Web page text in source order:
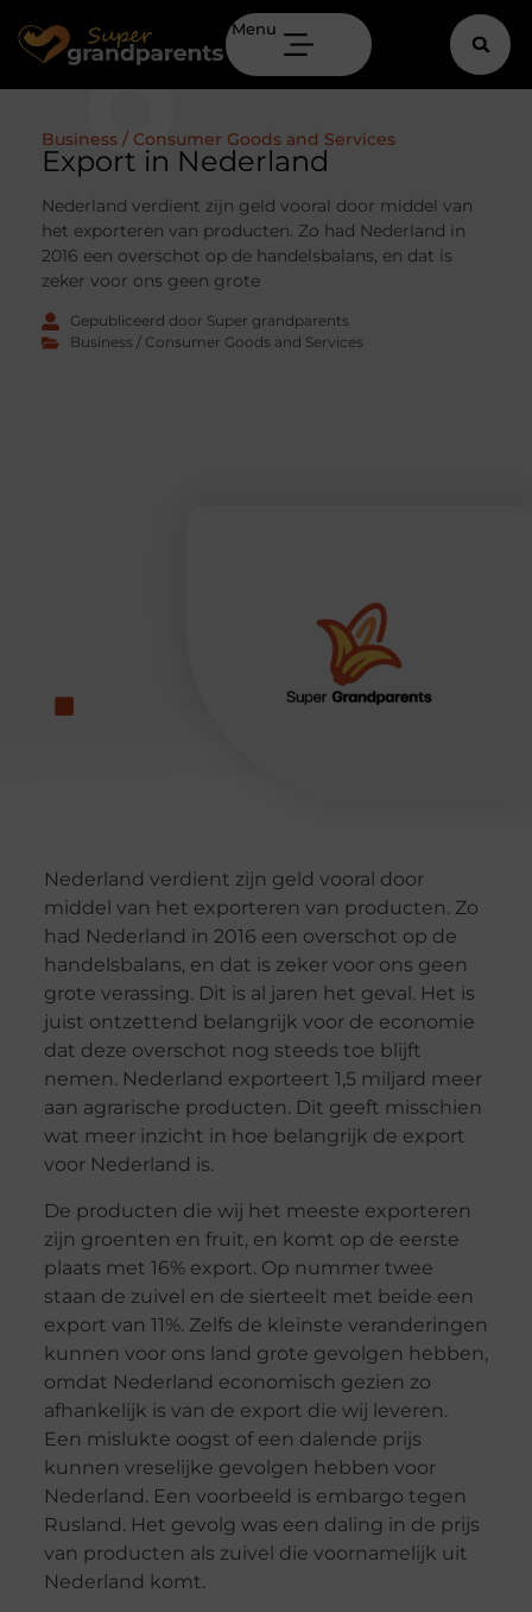
Menu
Business / Consumer Goods and Services
Export in Nederland
Nederland verdient zijn geld vooral door middel van
het exporteren van producten. Zo had Nederland in
2016 een overschot op de handelsbalans, en dat is
zeker voor ons geen grote
Gepubliceerd door Super grandparents
Business / Consumer Goods and Services
Nederland verdient zijn geld vooral door
middel van het exporteren van producten. Zo
had Nederland in 2016 een overschot op de
handelsbalans, en dat is zeker voor ons geen
grote verassing. Dit is al jaren het geval. Het is
juist ontzettend belangrijk voor de economie
dat deze overschot nog steeds toe blijft
nemen. Nederland exporteert 1,5 miljard meer
aan agrarische producten. Dit geeft misschien
wat meer inzicht in hoe belangrijk de export
voor Nederland is.
De producten die wij het meeste exporteren
zijn groenten en fruit, en komt op de eerste
plaats met 16% export. Op nummer twee
staan de zuivel en de sierteelt met beide een
export van 11%. Zelfs de kleinste veranderingen
kunnen voor ons land grote gevolgen hebben,
omdat Nederland economisch gezien zo
afhankelijk is van de export die wij leveren.
Een mislukte oogst of een dalende prijs
kunnen vreselijke gevolgen hebben voor
Nederland. Een voorbeeld is embargo tegen
Rusland. Het gevolg was een daling in de prijs
van producten als zuivel die voornamelijk uit
Nederland komt.